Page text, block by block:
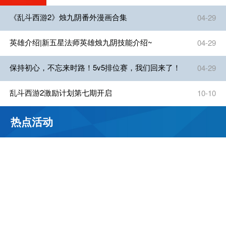
《乱斗西游2》烛九阴番外漫画合集 04-29
英雄介绍|新五星法师英雄烛九阴技能介绍~ 04-29
保持初心，不忘来时路！5v5排位赛，我们回来了！ 04-29
乱斗西游2激励计划第七期开启 10-10
热点活动